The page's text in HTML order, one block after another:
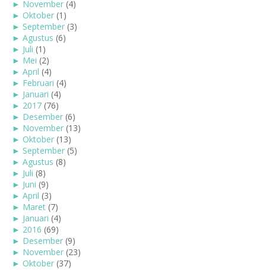
► November (4)
► Oktober (1)
► September (3)
► Agustus (6)
► Juli (1)
► Mei (2)
► April (4)
► Februari (4)
► Januari (4)
► 2017 (76)
► Desember (6)
► November (13)
► Oktober (13)
► September (5)
► Agustus (8)
► Juli (8)
► Juni (9)
► April (3)
► Maret (7)
► Januari (4)
► 2016 (69)
► Desember (9)
► November (23)
► Oktober (37)